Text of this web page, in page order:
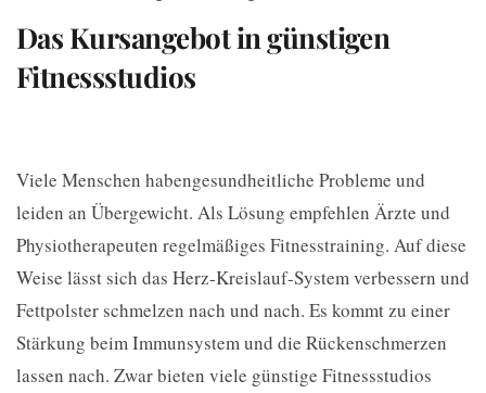
Das Kursangebot in günstigen
Fitnessstudios
Viele Menschen habengesundheitliche Probleme und
leiden an Übergewicht. Als Lösung empfehlen Ärzte und
Physiotherapeuten regelmäßiges Fitnesstraining. Auf diese
Weise lässt sich das Herz-Kreislauf-System verbessern und
Fettpolster schmelzen nach und nach. Es kommt zu einer
Stärkung beim Immunsystem und die Rückenschmerzen
lassen nach. Zwar bieten viele günstige Fitnessstudios